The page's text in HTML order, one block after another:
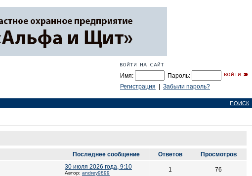
Имя:
Пароль:
Регистрация
Забыли пароль?
ПОИСК
Последнее сообщение Ответов
Просмотров
30 июля 2026 года, 9:10
Автор: andrey9899 1 76